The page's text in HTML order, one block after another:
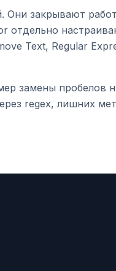
Они закрывают
отдельно
Text, Regular
замены пробелов
regex, лишних